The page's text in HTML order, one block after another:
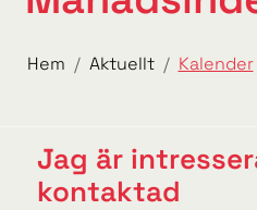
Hem Aktuellt Kalender
Jag är
kontaktad